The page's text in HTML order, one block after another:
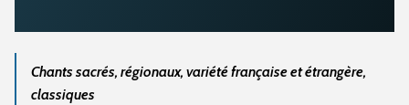
Chants sacrés, régionaux, variété française et étrangère,
classiques